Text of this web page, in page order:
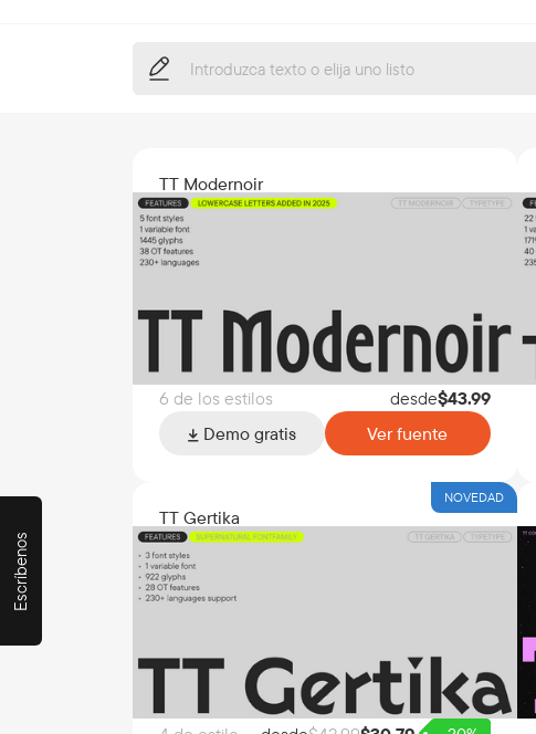
TT Modernoir
6 de los estilos desde$43.99
Demo gratis
Ver fuente
NOVEDAD
TT Gertika
Escríbenos